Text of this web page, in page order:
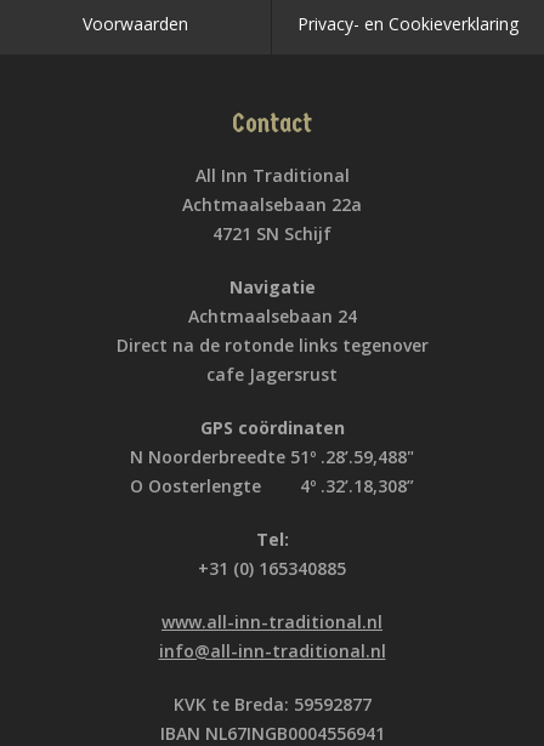
Voorwaarden Privacy- en Cookieverklaring
Contact
All Inn Traditional
Achtmaalsebaan 22a
4721 SN Schijf
Navigatie
Achtmaalsebaan 24
Direct na de rotonde links tegenover
cafe Jagersrust
GPS coördinaten
N Noorderbreedte 51º .28’.59,488"
O Oosterlengte 4º .32’.18,308”
Tel:
+31 (0) 165340885
www.all-inn-traditional.nl
info@all-inn-traditional.nl
KVK te Breda: 59592877
IBAN NL67INGB0004556941